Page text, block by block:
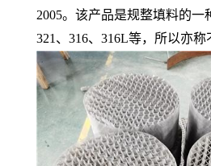
2005。该产品是规整填料的一
321、316、316L等，所以亦称